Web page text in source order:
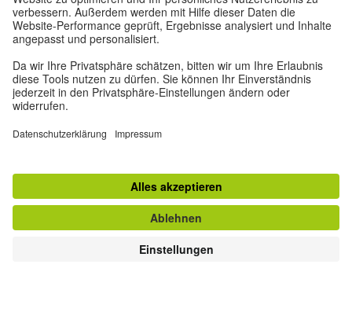
Diese Website soll für möglichst viele Menschen
zugänglich und nützlich sein. Personenbezogene
Daten verwenden wir gemäß unserer
Datenschutzrichtlinie.
Privatsphäre-Einstellungen
© Goethe-Institut 2026
Datenschutzerklärung